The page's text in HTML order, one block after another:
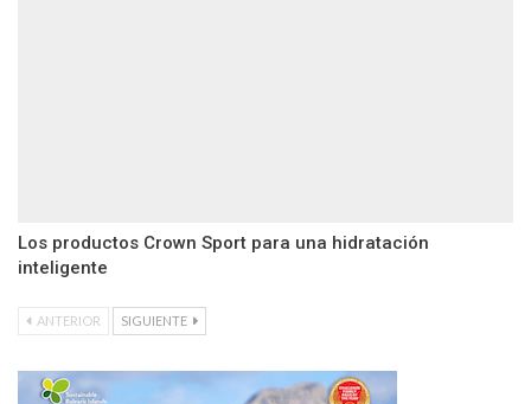
Los productos Crown Sport para una hidratación
inteligente
ANTERIOR SIGUIENTE